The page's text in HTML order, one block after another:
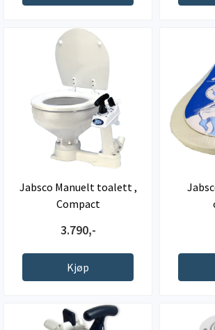
Jabsco Manuelt toalett ,
Compact
3.790,-
Kjøp